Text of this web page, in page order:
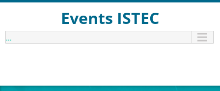
Events ISTEC
...